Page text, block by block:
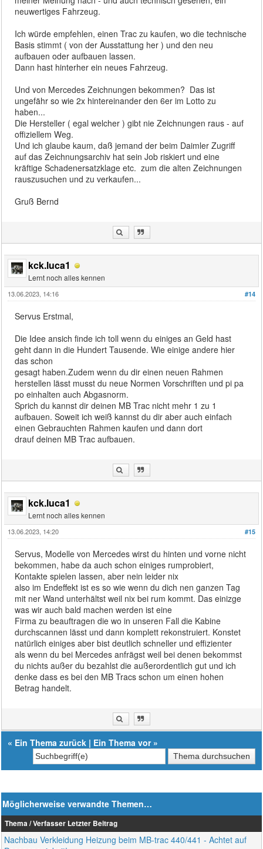
neuwertiges Fahrzeug.
Ich würde empfehlen, einen Trac zu kaufen, wo die technische
Basis stimmt ( von der Ausstattung her ) und den neu
aufbauen oder aufbauen lassen.
Dann hast hinterher ein neues Fahrzeug.
Und von Mercedes Zeichnungen bekommen? Das ist
ungefähr so wie 2x hintereinander den 6er im Lotto zu
haben...
Die Hersteller ( egal welcher ) gibt nie Zeichnungen raus - auf
offiziellem Weg.
Und ich glaube kaum, daß jemand der beim Daimler Zugriff
auf das Zeichnungsarchiv hat sein Job riskiert und eine
kräftige Schadenersatzklage etc. zum die alten Zeichnungen
rauszusuchen und zu verkaufen...
Gruß Bernd
kck.luca1
Lernt noch alles kennen
#14
13.06.2023, 14:16
Servus Erstmal,
Die Idee ansich finde ich toll wenn du einiges an Geld hast
geht dann in die Hundert Tausende. Wie einige andere hier
das schon
gesagt haben.Zudem wenn du dir einen neuen Rahmen
herstellen lässt musst du neue Normen Vorschriften und pi pa
po einhalten auch Abgasnorm.
Sprich du kannst dir deinen MB Trac nicht mehr 1 zu 1
aufbauen. Soweit ich weiß kannst du dir aber auch einfach
einen Gebrauchten Rahmen kaufen und dann dort
drauf deinen MB Trac aufbauen.
kck.luca1
Lernt noch alles kennen
#15
13.06.2023, 14:20
Servus, Modelle von Mercedes wirst du hinten und vorne nicht
bekommen, habe da auch schon einiges rumprobiert,
Kontakte spielen lassen, aber nein leider nix
also im Endeffekt ist es so wie wenn du dich nen ganzen Tag
mit ner Wand unterhältst weil nix bei rum kommt. Das einizge
was wir auch bald machen werden ist eine
Firma zu beauftragen die wo in unseren Fall die Kabine
durchscannen lässt und dann komplett rekonstruiert. Konstet
natürlich einiges aber bist deutlich schneller und effizienter
als wenn du bei Mercedes anfrägst weil bei denen bekommst
du nichts außer du bezahlst die außerordentlich gut und ich
denke dass es bei den MB Tracs schon um einen hohen
Betrag handelt.
« Ein Thema zurück | Ein Thema vor»
Möglicherweise verwandte Themen…
Thema / Verfasser Letzter Beitrag
Nachbau Verkleidung Heizung beim MB-trac 440/441 - Achtet auf